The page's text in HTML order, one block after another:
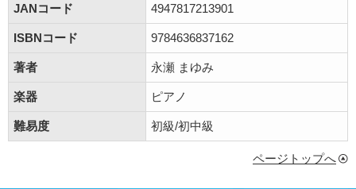
JANコード 4947817213901
ISBNコード 9784636837162
著者 永瀬 まゆみ
楽器 ピアノ
難易度 初級/初中級
ページトップへ